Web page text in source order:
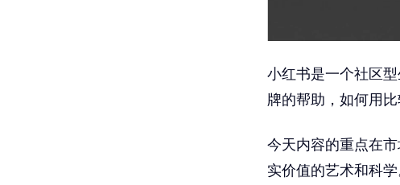
小红书是一个社区
牌的帮助，如何用
今天内容的重点在
实价值的艺术和科